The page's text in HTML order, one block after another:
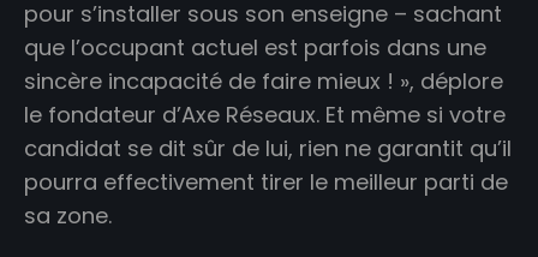
pour s’installer sous son enseigne – sachant
que l’occupant actuel est parfois dans une
sincère incapacité de faire mieux ! », déplore
le fondateur d’Axe Réseaux. Et même si votre
candidat se dit sûr de lui, rien ne garantit qu’il
pourra effectivement tirer le meilleur parti de
sa zone.